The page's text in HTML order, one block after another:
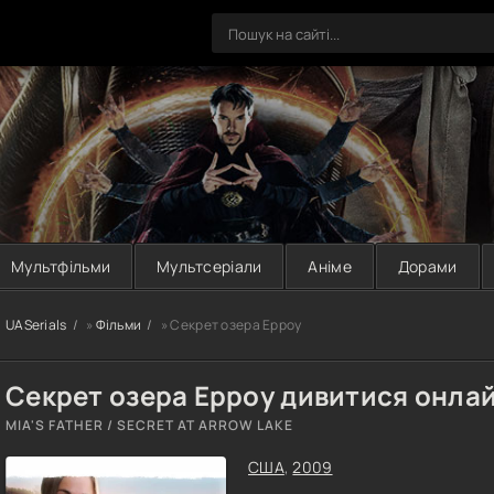
Мультфільми Мультсеріали Аніме Дорами
UASerials » Фільми » Секрет озера Ерроу
Секрет озера Ерроу дивитися
MIA'S FATHER / SECRET AT ARROW LAKE
США,2009